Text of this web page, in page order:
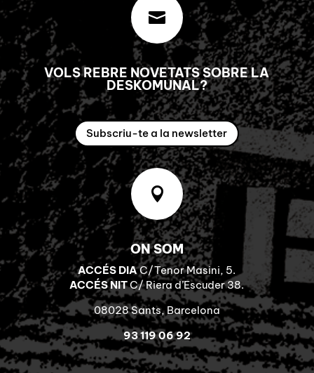

VOLS REBRE NOVETATS SOBRE LA
DESKOMUNAL?
Subscriu-te a la newsletter

ON SOM
ACCÉS DIAC/Tenor Masini, 5.
ACCÉS NITC/ Riera d’Escuder 38.
08028 Sants, Barcelona
93 119 06 92